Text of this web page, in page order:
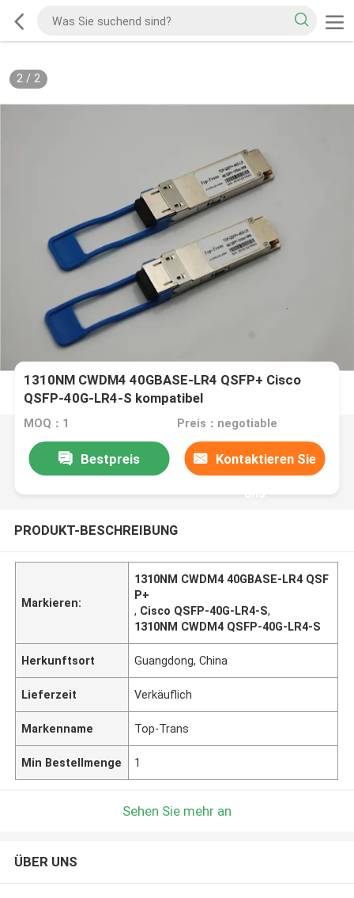
2/ 2
1310NM CWDM4 40GBASE-LR4 QSFP+ Cisco
QSFP-40G-LR4-S kompatibel
MOQ：1 Preis：negotiable
Bestpreis Kontaktieren Sie
uns
PRODUKT-BESCHREIBUNG
Markieren:
1310NM CWDM4 40GBASE-LR4 QSF
P+
, Cisco QSFP-40G-LR4-S,
1310NM CWDM4 QSFP-40G-LR4-S
Herkunftsort Guangdong, China
Lieferzeit Verkäuflich
Markenname Top-Trans
Min Bestellmenge 1
Sehen Sie mehr an
ÜBER UNS